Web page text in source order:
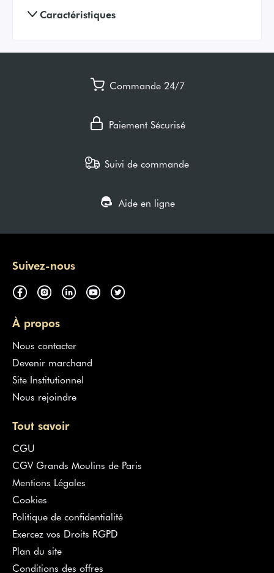
Caractéristiques
Commande 24/7
Paiement Sécurisé
Suivi de commande
Aide en ligne
Suivez-nous
À propos
Nous contacter
Devenir marchand
Site Institutionnel
Nous rejoindre
Tout savoir
CGU
CGV Grands Moulins de Paris
Mentions Légales
Cookies
Politique de confidentialité
Exercez vos Droits RGPD
Plan du site
Conditions des offres